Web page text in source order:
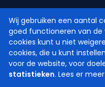
Wij gebruiken een aantal
goed functioneren van de
cookies kunt u niet
cookies, die u kunt
voor de website, voor
statistieken. Lees er
e-Deposit
Territoriale bevoegdheid